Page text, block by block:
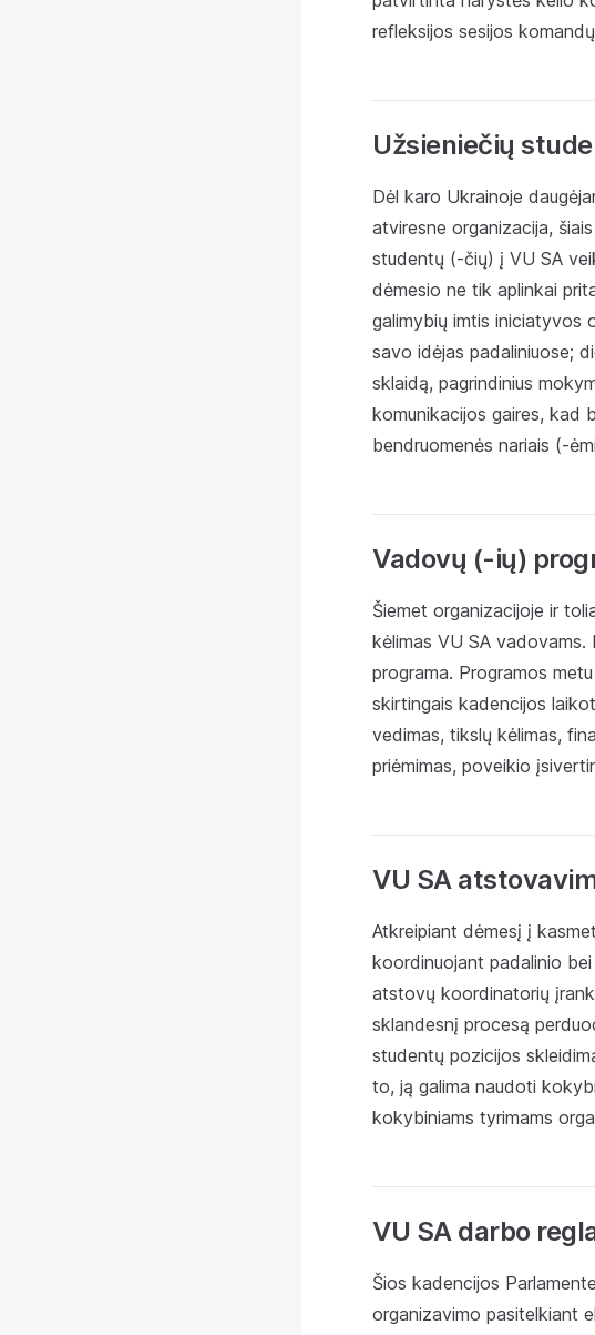
refleksijos sesijos
Užsieniečių
Dėl karo Ukrainoje
atviresne organizacija,
studentų (-čių) į VU SA
dėmesio ne tik aplinkai
galimybių imtis iniciatyvos
savo idėjas padaliniuose;
sklaidą, pagrindinius
komunikacijos gaires, kad
bendruomenės nariais (-
Vadovų (-ių)
Šiemet organizacijoje ir
kėlimas VU SA
programa. Programos
skirtingais kadencijos
vedimas, tikslų kėlimas,
priėmimas, poveikio
VU SA
Atkreipiant dėmesį į
koordinuojant padalinio
atstovų koordinatorių
sklandesnį procesą
studentų pozicijos
to, ją galima naudoti
kokybiniams tyrimams
VU SA darbo
Šios kadencijos
organizavimo pasitelkiant